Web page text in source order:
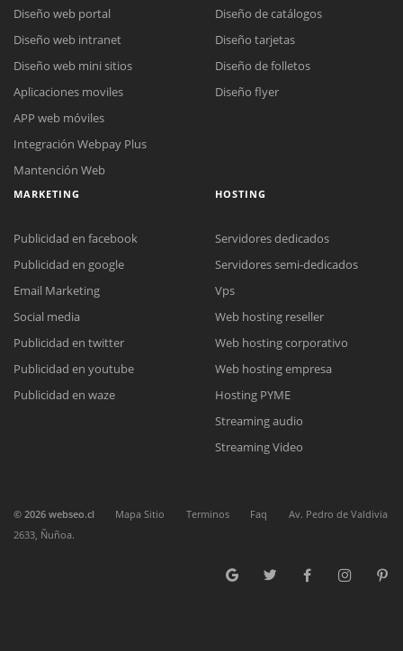
Reunión online
Nuestros ejecutivos le enviarán un correo electrónico con el enlace a
Meet para la reunión online.
Complete el formulario y nos contactaremos a la brevedad.
Chat Online
Todos nuestros ejecutivos están fuera de línea. Complete el
formulario para enviarnos un correo electrónico con sus datos
personales.
Diseño web portal
Diseño web intranet
Diseño web mini sitios
Aplicaciones moviles
APP web móviles
Integración Webpay Plus
Mantención Web
Diseño de catálogos
Diseño tarjetas
Diseño de folletos
Diseño flyer
MARKETING
Publicidad en facebook
Publicidad en google
Email Marketing
Social media
Publicidad en twitter
Publicidad en youtube
Publicidad en waze
HOSTING
Servidores dedicados
Servidores semi-dedicados
Vps
Web hosting reseller
Web hosting corporativo
Web hosting empresa
Hosting PYME
Streaming audio
Streaming Video
© 2026 webseo.cl Mapa Sitio Terminos Faq
Av. Pedro de Valdivia
2633, Ñuñoa.